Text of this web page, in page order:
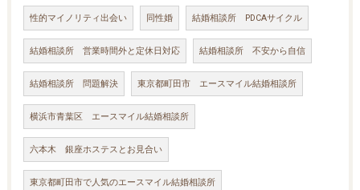
性的マイノリティ出会い 同性婚 結婚相談所 PDCAサイクル
結婚相談所 営業時間外と定休日対応 結婚相談所 不安から自信
結婚相談所 問題解決 東京都町田市 エースマイル結婚相談所
横浜市青葉区 エースマイル結婚相談所
六本木 銀座ホステスとお見合い
東京都町田市で人気のエースマイル結婚相談所